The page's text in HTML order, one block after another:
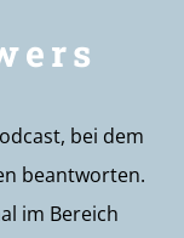
bei dem
beantworten.
im Bereich